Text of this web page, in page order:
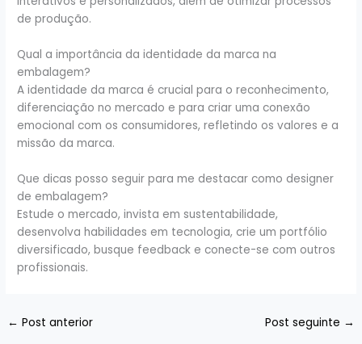
de produção.
Qual a importância da identidade da marca na
embalagem?
A identidade da marca é crucial para o reconhecimento,
diferenciação no mercado e para criar uma conexão
emocional com os consumidores, refletindo os valores e a
missão da marca.
Que dicas posso seguir para me destacar como designer
de embalagem?
Estude o mercado, invista em sustentabilidade,
desenvolva habilidades em tecnologia, crie um portfólio
diversificado, busque feedback e conecte-se com outros
profissionais.
← Post anterior Post seguinte →